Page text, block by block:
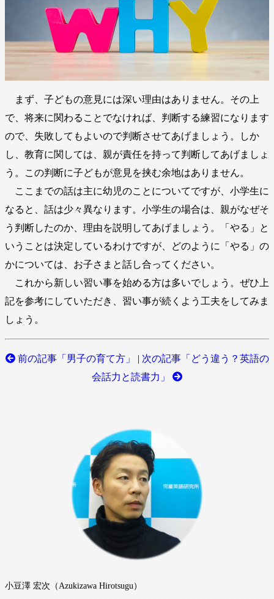
まず、子どもの意見には深い理由はありません。その上
で、将来に関わることでなければ、判断する練習になります
ので、失敗してもよいので判断させてあげましょう。しか
し、教育に関しては、親が責任を持って判断してあげましょ
う。この判断に子どもが意見を挟む余地はありません。
ここまでの話は主に幼児のことについてですが、小学生に
なると、話は少々異なります。小学生の場合は、親がなぜそ
う判断したのか、理由を説明してあげましょう。「やる」と
いうことは決定しているわけですが、どのように「やる」の
かについては、お子さまと話し合ってください。
これから新しい習い事を始める方は多いでしょう。ぜひ上
記を参考にしていただき、習い事が続くよう工夫をしてみま
しょう。
前の記事「男子の育て方」 | 次の記事「どう違う？英語の
会話力と読書力」
小豆澤 宏次（Azukizawa Hirotsugu）